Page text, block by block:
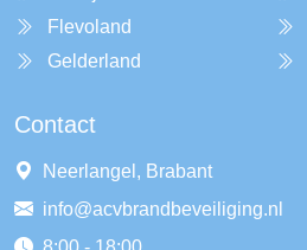
Flevoland
Gelderland
Contact
Neerlangel, Brabant
info@acvbrandbeveiliging.nl